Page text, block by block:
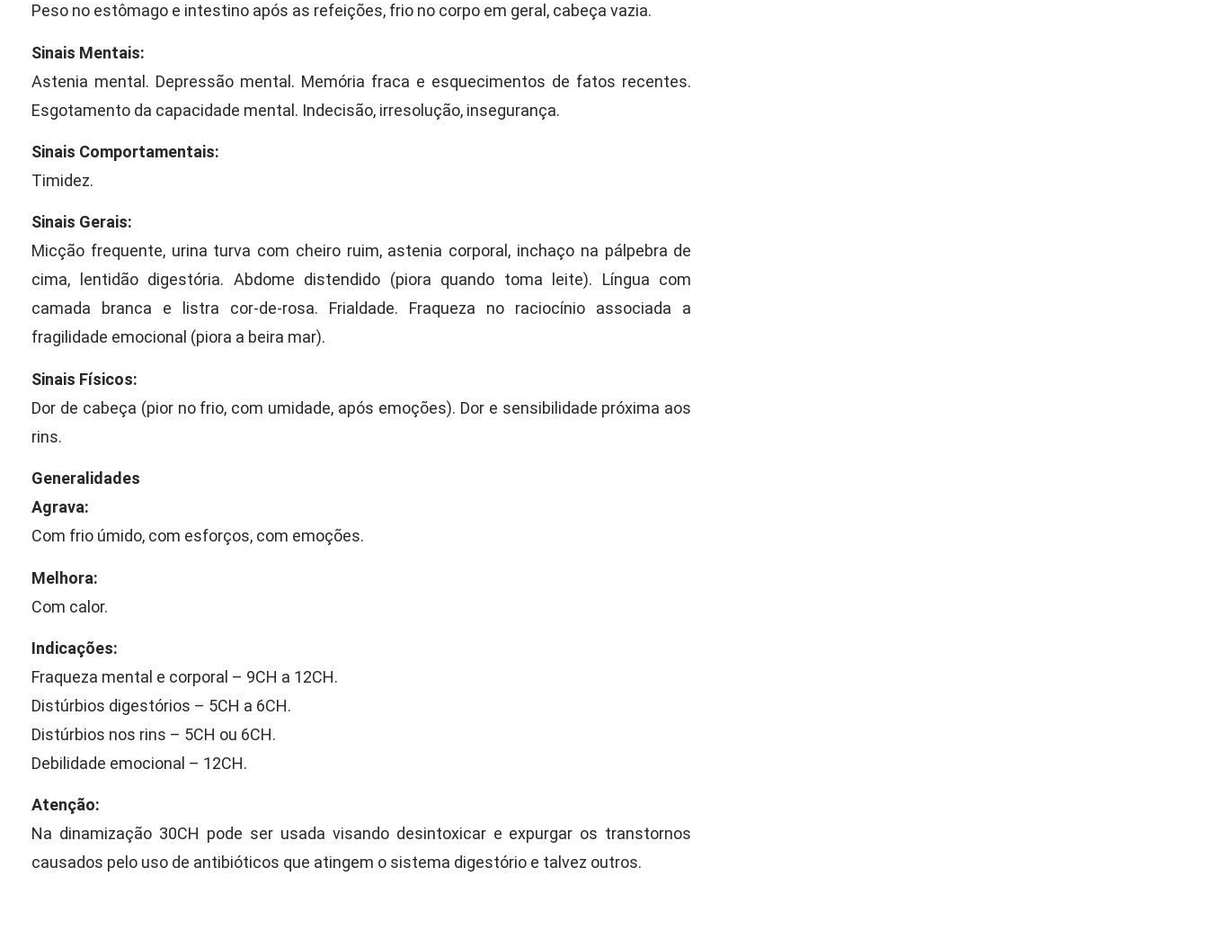
Peso no estômago e intestino após as refeições, frio no corpo em geral, cabeça vazia.
Sinais Mentais:
Astenia mental. Depressão mental. Memória fraca e esquecimentos de fatos recentes.
Esgotamento da capacidade mental. Indecisão, irresolução, insegurança.
Sinais Comportamentais:
Timidez.
Sinais Gerais:
Micção frequente, urina turva com cheiro ruim, astenia corporal, inchaço na pálpebra de
cima, lentidão digestória. Abdome distendido (piora quando toma leite). Língua com
camada branca e listra cor-de-rosa. Frialdade. Fraqueza no raciocínio associada a
fragilidade emocional (piora a beira mar).
Sinais Físicos:
Dor de cabeça (pior no frio, com umidade, após emoções). Dor e sensibilidade próxima aos
rins.
Generalidades
Agrava:
Com frio úmido, com esforços, com emoções.
Melhora:
Com calor.
Indicações:
Fraqueza mental e corporal – 9CH a 12CH.
Distúrbios digestórios – 5CH a 6CH.
Distúrbios nos rins – 5CH ou 6CH.
Debilidade emocional – 12CH.
Atenção:
Na dinamização 30CH pode ser usada visando desintoxicar e expurgar os transtornos
causados pelo uso de antibióticos que atingem o sistema digestório e talvez outros.